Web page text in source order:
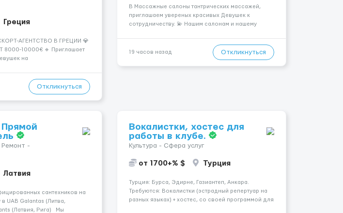
Греция
АГЕНТСТВО В ГРЕЦИИ 💎
10000€ 🔹 Приглашает
на
это предложение для тебя! 🔹
Откликнуться
В Массажные салоны тантрических массажей,
приглашаем увереных красивых Девушек к
сотрудничеству. 💫 Нашим салонам и нашему
заработная плата 💚Мы гарантируем Наличие
19 часов назад Откликнуться
Прямой
Ремонт -
Латвия
сантехников на
UAB Galantas (Литва,
(Латвия, Рига) Мы
Вокалистки, хостес для
работы в клубе.
Культура - Сфера услуг
от 1700+% $ Турция
Турция: Бурса, Эдирне, Газиантеп, Анкара.
Требуются: Вокалистки (эстрадный репертуар на
разных языках) + хостеc, со своей программой для